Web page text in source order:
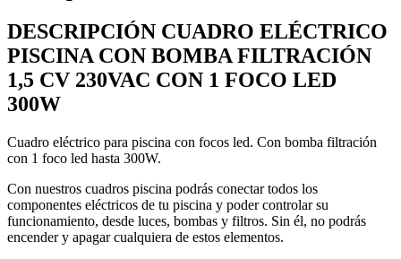
DESCRIPCIÓN CUADRO ELÉCTRICO
PISCINA CON BOMBA FILTRACIÓN
1,5 CV 230VAC CON 1 FOCO LED
300W
Cuadro eléctrico para piscina con focos led. Con bomba filtración
con 1 foco led hasta 300W.
Con nuestros cuadros piscina podrás conectar todos los
componentes eléctricos de tu piscina y poder controlar su
funcionamiento, desde luces, bombas y filtros. Sin él, no podrás
encender y apagar cualquiera de estos elementos.